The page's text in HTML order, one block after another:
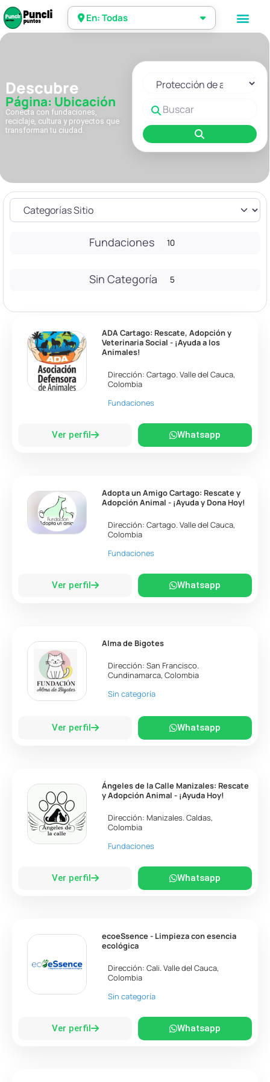
En: Todas
Descubre
Página: Ubicación
Conecta con fundaciones,
reciclaje, cultura y proyectos que
transforman tu ciudad.
Seleccionar el formulario de
Buscar
Fundaciones 10
Sin Categoría 5
ADA Cartago: Rescate, Adopción y
Veterinaria Social - ¡Ayuda a los
Animales!
Dirección:Cartago.Valle del Cauca,
Colombia
Fundaciones
Ver perfil Whatsapp
Adopta un Amigo Cartago: Rescate y
Adopción Animal - ¡Ayuda y Dona Hoy!
Dirección:Cartago.Valle del Cauca,
Colombia
Fundaciones
Ver perfil Whatsapp
Alma de Bigotes
Dirección:San Francisco.
Cundinamarca,Colombia
Sin categoría
Ver perfil Whatsapp
Ángeles de la Calle Manizales: Rescate
y Adopción Animal - ¡Ayuda Hoy!
Dirección: Manizales.Caldas,
Colombia
Fundaciones
Ver perfil Whatsapp
ecoeSsence - Limpieza con esencia
ecológica
Dirección:Cali.Valle del Cauca,
Colombia
Sin categoría
Ver perfil Whatsapp